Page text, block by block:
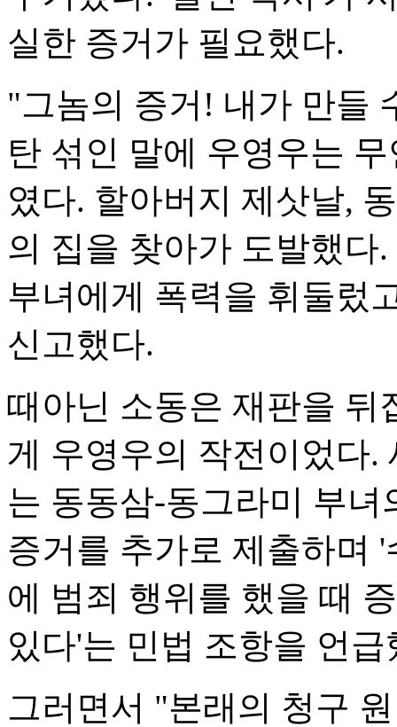
실한 증거가 필요했다.
"그놈의 증거! 내가 만들
탄 섞인 말에 우영우는
였다. 할아버지 제삿날,
의 집을 찾아가 도발했다
부녀에게 폭력을 휘둘렀
신고했다.
때아닌 소동은 재판을 뒤
게 우영우의 작전이었다.
는 동동삼-동그라미 부
증거를 추가로 제출하며
에 범죄 행위를 했을 때
있다'는 민법 조항을 언급
그러면서 "본래의 청구